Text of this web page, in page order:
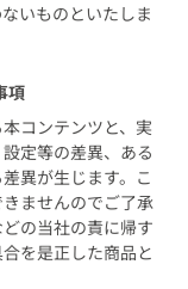
いものといたしま
項
コンテンツと、実
定等の差異、ある
異が生じます。こ
ませんのでご了承
の当社の責に帰す
を是正した商品と